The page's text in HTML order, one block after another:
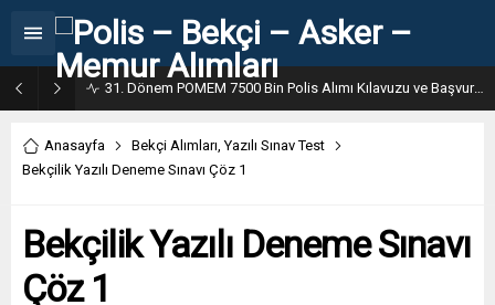
31. Dönem POMEM 7500 Bin Polis Alımı Kılavuzu ve Başvuru Ekranı
Anasayfa Bekçi Alımları,Yazılı Sınav Test
Bekçilik Yazılı Deneme Sınavı Çöz 1
Bekçilik Yazılı Deneme Sınavı
Çöz 1